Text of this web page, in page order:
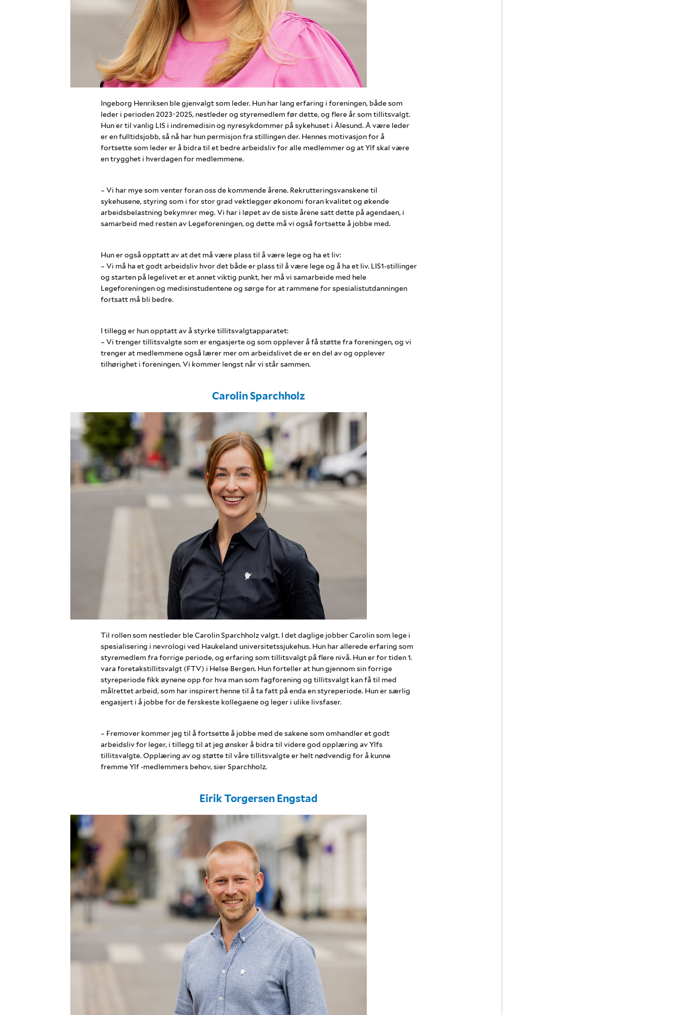
Ingeborg Henriksen ble gjenvalgt som leder. Hun har lang erfaring i foreningen, både som
leder i perioden 2023-2025, nestleder og styremedlem før dette, og flere år som tillitsvalgt.
Hun er til vanlig LIS i indremedisin og nyresykdommer på sykehuset i Ålesund. Å være leder
er en fulltidsjobb, så nå har hun permisjon fra stillingen der. Hennes motivasjon for å
fortsette som leder er å bidra til et bedre arbeidsliv for alle medlemmer og at Ylf skal være
en trygghet i hverdagen for medlemmene.
– Vi har mye som venter foran oss de kommende årene. Rekrutteringsvanskene til
sykehusene, styring som i for stor grad vektlegger økonomi foran kvalitet og økende
arbeidsbelastning bekymrer meg. Vi har i løpet av de siste årene satt dette på agendaen, i
samarbeid med resten av Legeforeningen, og dette må vi også fortsette å jobbe med.
Hun er også opptatt av at det må være plass til å være lege og ha et liv:
– Vi må ha et godt arbeidsliv hvor det både er plass til å være lege og å ha et liv. LIS1-stillinger
og starten på legelivet er et annet viktig punkt, her må vi samarbeide med hele
Legeforeningen og medisinstudentene og sørge for at rammene for spesialistutdanningen
fortsatt må bli bedre.
I tillegg er hun opptatt av å styrke tillitsvalgtapparatet:
– Vi trenger tillitsvalgte som er engasjerte og som opplever å få støtte fra foreningen, og vi
trenger at medlemmene også lærer mer om arbeidslivet de er en del av og opplever
tilhørighet i foreningen. Vi kommer lengst når vi står sammen.
Carolin Sparchholz
Til rollen som nestleder ble Carolin Sparchholz valgt. I det daglige jobber Carolin som lege i
spesialisering i nevrologi ved Haukeland universitetssjukehus. Hun har allerede erfaring som
styremedlem fra forrige periode, og erfaring som tillitsvalgt på flere nivå. Hun er for tiden 1.
vara foretakstillitsvalgt (FTV) i Helse Bergen. Hun forteller at hun gjennom sin forrige
styreperiode fikk øynene opp for hva man som fagforening og tillitsvalgt kan få til med
målrettet arbeid, som har inspirert henne til å ta fatt på enda en styreperiode. Hun er særlig
engasjert i å jobbe for de ferskeste kollegaene og leger i ulike livsfaser.
– Fremover kommer jeg til å fortsette å jobbe med de sakene som omhandler et godt
arbeidsliv for leger, i tillegg til at jeg ønsker å bidra til videre god opplæring av Ylfs
tillitsvalgte. Opplæring av og støtte til våre tillitsvalgte er helt nødvendig for å kunne
fremme Ylf -medlemmers behov, sier Sparchholz.
Eirik Torgersen Engstad